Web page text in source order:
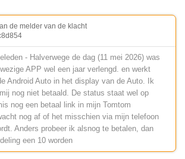
de melder van de klacht
- Halverwege de dag (11 mei 2026) was
APP wel een jaar verlengd. en werkt
Android Auto in het display van de Auto. Ik
nog niet betaald. De status staat wel op
nog een betaal link in mijn Tomtom
nog af of het misschien via mijn telefoon
Anders probeer ik alsnog te betalen, dan
een 10 worden